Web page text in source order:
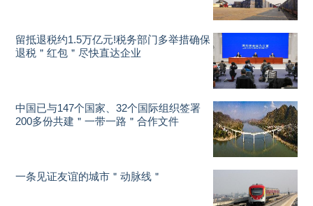
留抵退税约1.5万亿元!税务部门多举措确保
退税＂红包＂尽快直达企业
中国已与147个国家、32个国际组织签署
200多份共建＂一带一路＂合作文件
一条见证友谊的城市＂动脉线＂